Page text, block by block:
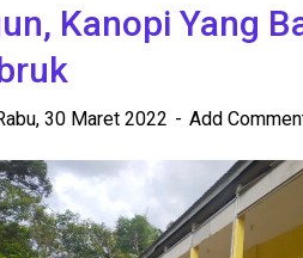
Kanopi Yang
30 Maret 2022 Add